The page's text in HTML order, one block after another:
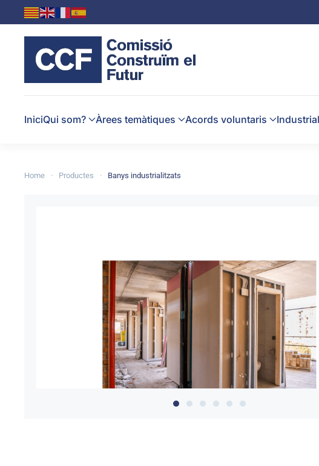
Skip to main content
IniciQui som? Àrees temàtiques Acords voluntaris
Home Productes Banys industrialitzats